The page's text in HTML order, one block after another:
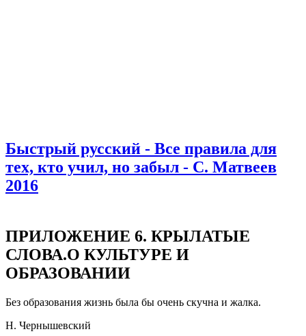
Быстрый русский - Все правила для
тех, кто учил, но забыл - С. Матвеев
2016
ПРИЛОЖЕНИЕ 6. КРЫЛАТЫЕ
СЛОВА.О КУЛЬТУРЕ И
ОБРАЗОВАНИИ
Без образования жизнь была бы очень скучна и жалка.
Н. Чернышевский